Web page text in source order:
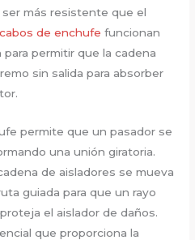
más resistente que el
de enchufe funcionan
permitir que la cadena
sin salida para absorber
permite que un pasador se
una unión giratoria.
de aisladores se mueva
guiada para que un rayo
el aislador de daños.
que proporciona la